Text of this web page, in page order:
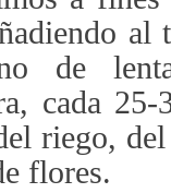
al
de
cada 25-
riego,
flores.